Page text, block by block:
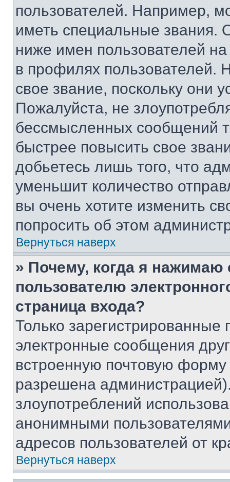
пользователей. Например,
иметь специальные звания.
ниже имен пользователей
в профилях
свое звание, поскольку они
Пожалуйста, не
бессмысленных сообщений
быстрее повысить свое
добьетесь лишь того, что
уменьшит количество
вы очень хотите изменить
попросить об этом
Вернуться наверх
» Почему, когда я нажимаю
пользователю
страница входа?
Только зарегистрированные
электронные сообщения
встроенную почтовую
разрешена
злоупотреблений
анонимными
адресов пользователей от
Вернуться наверх